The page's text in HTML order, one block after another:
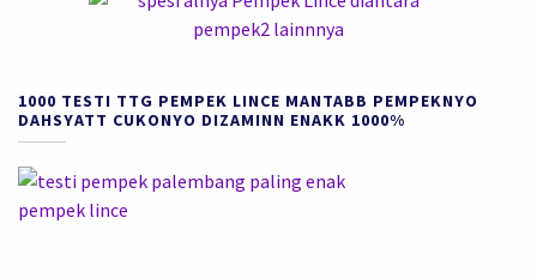
1000 TESTI TTG PEMPEK LINCE MANTABB PEMPEKNYO
DAHSYATT CUKONYO DIZAMINN ENAKK 1000%